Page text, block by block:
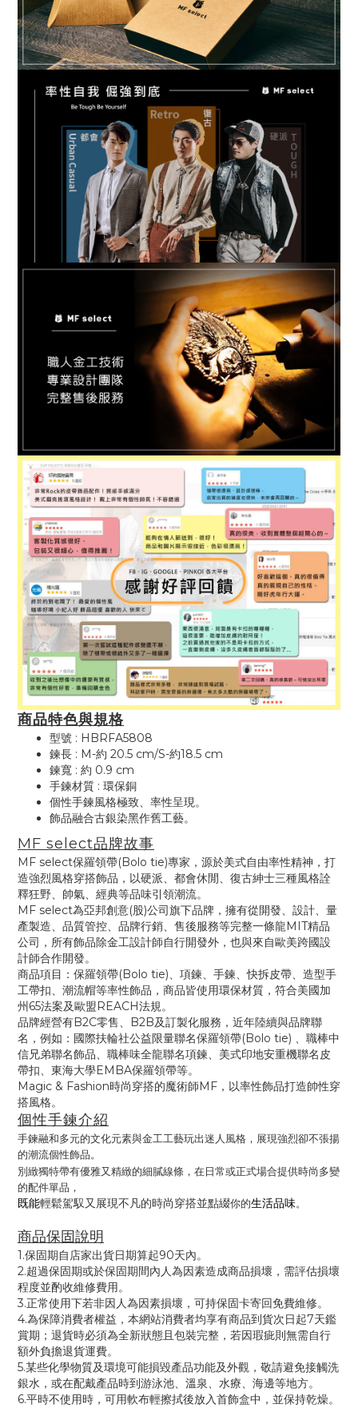
商品特色與規格
型號 : HBRFA5808
鍊長 : M-約 20.5 cm/S-約18.5 cm
鍊寬 : 約 0.9 cm
手鍊材質 : 環保銅
個性手鍊風格極致、率性呈現。
飾品融合古銀染黑作舊工藝。
MF select品牌故事
MF select保羅領帶(Bolo tie)專家，源於美式自由率性精神，打
造強烈風格穿搭飾品，以硬派、都會休閒、復古紳士三種風格詮
釋狂野、帥氣、經典等品味引領潮流。
MF select為亞邦創意(股)公司旗下品牌，擁有從開發、設計、量
產製造、品質管控、品牌行銷、售後服務等完整一條龍MIT精品
公司，所有飾品除金工設計師自行開發外，也與來自歐美跨國設
計師合作開發。
商品項目：保羅領帶(Bolo tie)、項鍊、手鍊、快拆皮帶、造型手
工帶扣、潮流帽等率性飾品，商品皆使用環保材質，符合美國加
州65法案及歐盟REACH法規。
品牌經營有B2C零售、B2B及訂製化服務，近年陸續與品牌聯
名，例如：國際扶輪社公益限量聯名保羅領帶(Bolo tie) 、職棒中
信兄弟聯名飾品、職棒味全龍聯名項鍊、美式印地安重機聯名皮
帶扣、東海大學EMBA保羅領帶等。
Magic & Fashion時尚穿搭的魔術師MF，以率性飾品打造帥性穿
搭風格。
個性手鍊介紹
手鍊融和多元的文化元素與金工工藝玩出迷人風格 ，展現強烈卻不張揚
的潮流個性飾品。
別緻獨特帶有優雅又精緻的細膩線條，在日常或正式場合提供時尚多變
的配件單品，
既能輕鬆駕馭又展現不凡的時尚穿搭並點綴你的生活品味。
商品保固說明
1.保固期自店家出貨日期算起90天內。
2.超過保固期或於保固期間內人為因素造成商品損壞，需評估損壞
程度並酌收維修費用。
3.正常使用下若非因人為因素損壞，可持保固卡寄回免費維修。
4.為保障消費者權益，本網站消費者均享有商品到貨次日起7天鑑
賞期；退貨時必須為全新狀態且包裝完整，若因瑕疵則無需自行
額外負擔退貨運費。
5.某些化學物質及環境可能損毀產品功能及外觀，敬請避免接觸洗
銀水，或在配戴產品時到游泳池、溫泉、水療、海邊等地方。
6.平時不使用時，可用軟布輕擦拭後放入首飾盒中，並保持乾燥。